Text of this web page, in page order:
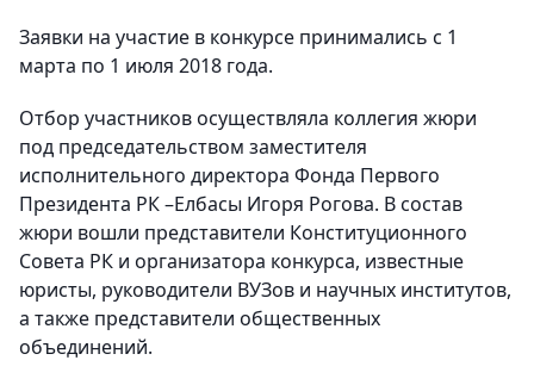
Заявки на участие в конкурсе принимались с 1
марта по 1 июля 2018 года.
Отбор участников осуществляла коллегия жюри
под председательством заместителя
исполнительного директора Фонда Первого
Президента РК –Елбасы Игоря Рогова. В состав
жюри вошли представители Конституционного
Совета РК и организатора конкурса, известные
юристы, руководители ВУЗов и научных институтов,
а также представители общественных
объединений.